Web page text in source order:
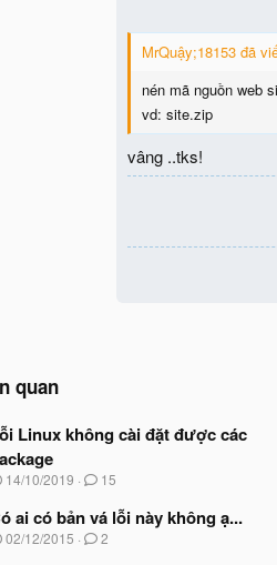
MrQuậy;18153 đã
nén mã nguồn web
vd: site.zip
vâng ..tks!
quan
Linux không cài đặt được các
N
à
y
b
14/10/2019 15
ai có bản vá lỗi này không ạ...
N
02/12/2015 2